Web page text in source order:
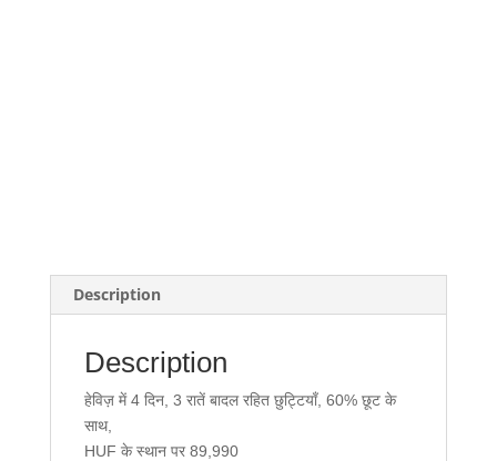
Description
Description
हेविज़ में 4 दिन, 3 रातें बादल रहित छुट्टियाँ, 60% छूट के
साथ,
HUF के स्थान पर 89,990